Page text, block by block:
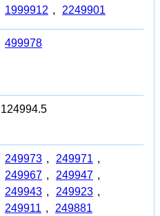
1999912 , 2249901
499978
124994.5
249973 , 249971 ,
249967 , 249947 ,
249943 , 249923 ,
249911 , 249881